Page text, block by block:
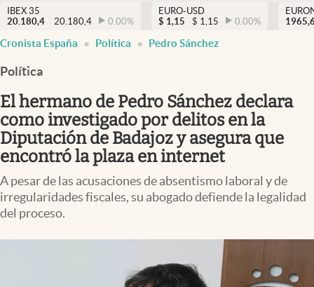
USA
Criptomonedas
España
NOTICIAS
FINANZAS
EURO
IBEX 35
20.180,4
20.180,4 0.00%
EURO-USD
$ 1,15 $ 1,15 0.00%
Cronista España Política Pedro Sánchez
Política
El hermano de Pedro Sánchez declara
como investigado por delitos en la
Diputación de Badajoz y asegura que
encontró la plaza en internet
A pesar de las acusaciones de absentismo laboral y de
irregularidades fiscales, su abogado defiende la legalidad
del proceso.